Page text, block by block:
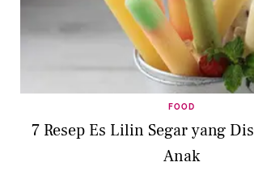
FOOD
7 Resep Es Lilin Segar yang
Anak